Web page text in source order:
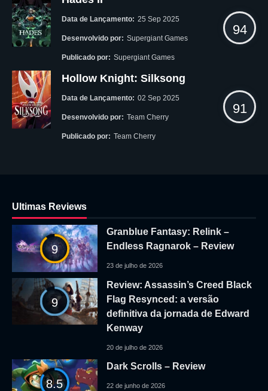
Data de Lançamento: 25 Sep 2025
Desenvolvido por: Supergiant Games
Publicado por: Supergiant Games
94
Hollow Knight: Silksong
Data de Lançamento: 02 Sep 2025
Desenvolvido por: Team Cherry
Publicado por: Team Cherry
91
Ultimas Reviews
9
Granblue Fantasy: Relink –
Endless Ragnarok – Review
23 de julho de 2026
9
Review: Assassin’s Creed Black
Flag Resynced: a versão
definitiva da jornada de Edward
Kenway
20 de julho de 2026
8.5
Dark Scrolls – Review
22 de junho de 2026